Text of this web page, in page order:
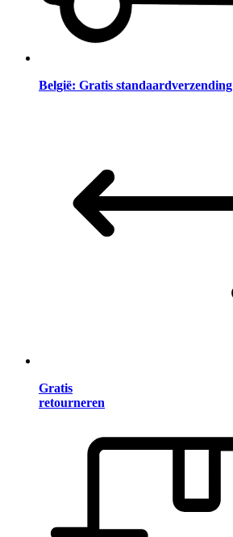
België: Gratis standaardverzending
Gratis
retourneren